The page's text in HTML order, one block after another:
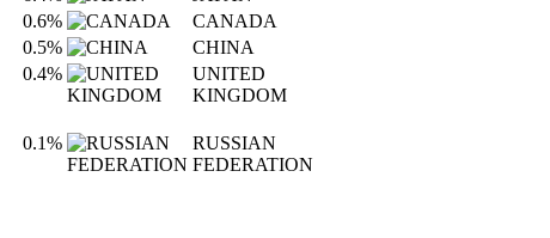
0.6%
CANADA
0.5%
CHINA
0.4%
UNITED
KINGDOM
0.1%
RUSSIAN
FEDERATION